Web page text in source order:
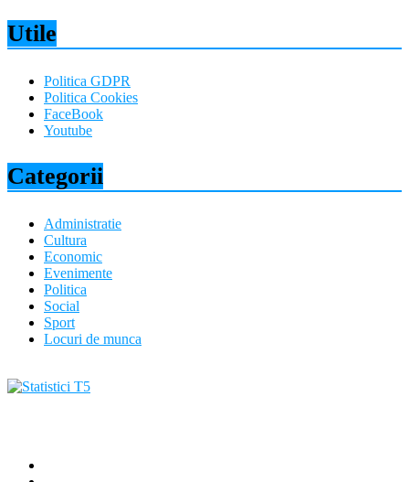
Utile
Politica GDPR
Politica Cookies
FaceBook
Youtube
Categorii
Administratie
Cultura
Economic
Evenimente
Politica
Social
Sport
Locuri de munca